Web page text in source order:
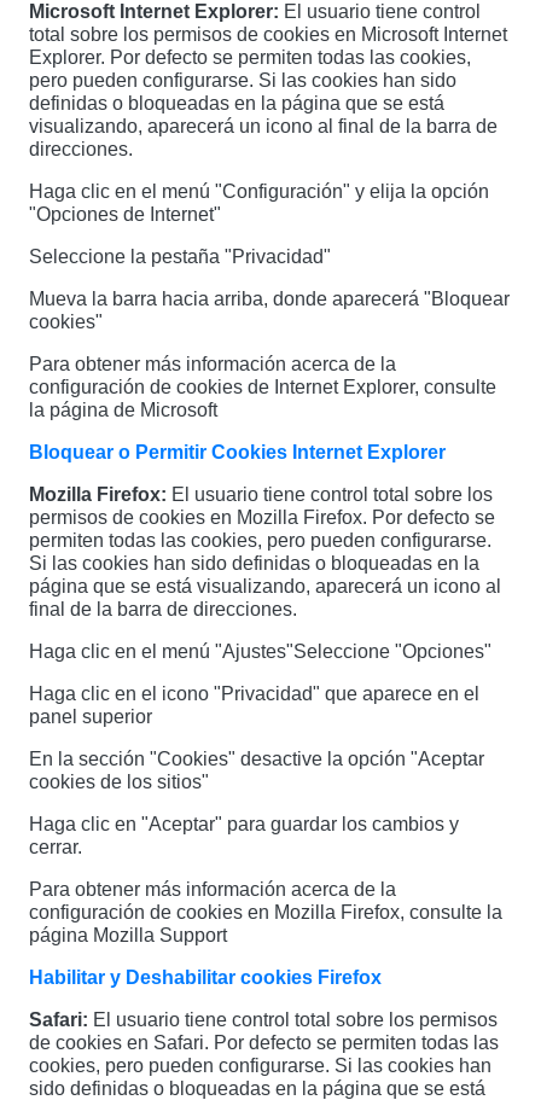
Microsoft Internet Explorer: El usuario tiene control
total sobre los permisos de cookies en Microsoft Internet
Explorer. Por defecto se permiten todas las cookies,
pero pueden configurarse. Si las cookies han sido
definidas o bloqueadas en la página que se está
visualizando, aparecerá un icono al final de la barra de
direcciones.
Haga clic en el menú "Configuración" y elija la opción
"Opciones de Internet"
Seleccione la pestaña "Privacidad"
Mueva la barra hacia arriba, donde aparecerá "Bloquear
cookies"
Para obtener más información acerca de la
configuración de cookies de Internet Explorer, consulte
la página de Microsoft
Bloquear o Permitir Cookies Internet Explorer
Mozilla Firefox: El usuario tiene control total sobre los
permisos de cookies en Mozilla Firefox. Por defecto se
permiten todas las cookies, pero pueden configurarse.
Si las cookies han sido definidas o bloqueadas en la
página que se está visualizando, aparecerá un icono al
final de la barra de direcciones.
Haga clic en el menú "Ajustes"Seleccione "Opciones"
Haga clic en el icono "Privacidad" que aparece en el
panel superior
En la sección "Cookies" desactive la opción "Aceptar
cookies de los sitios"
Haga clic en "Aceptar" para guardar los cambios y
cerrar.
Para obtener más información acerca de la
configuración de cookies en Mozilla Firefox, consulte la
página Mozilla Support
Habilitar y Deshabilitar cookies Firefox
Safari: El usuario tiene control total sobre los permisos
de cookies en Safari. Por defecto se permiten todas las
cookies, pero pueden configurarse. Si las cookies han
sido definidas o bloqueadas en la página que se está